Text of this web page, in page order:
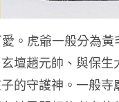
。虎爺一般分為
壇趙元帥、與保
的守護神。一般